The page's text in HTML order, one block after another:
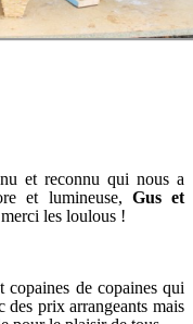
et reconnu qui nous a
et lumineuse, Gus et
les loulous !
copaines de copaines qui
des prix arrangeants mais